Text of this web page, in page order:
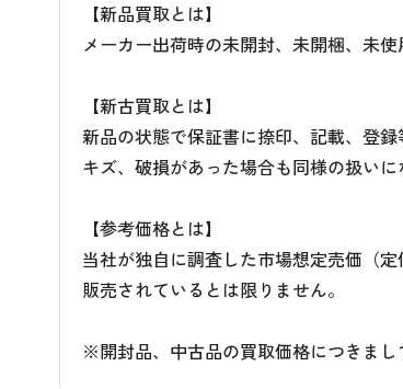
【新品買取とは】
メーカー出荷時の未開封、未開梱、未使
【新古買取とは】
新品の状態で保証書に捺印、記載、登
キズ、破損があった場合も同様の扱いに
【参考価格とは】
当社が独自に調査した市場想定売価（
販売されているとは限りません。
※開封品、中古品の買取価格につきまし